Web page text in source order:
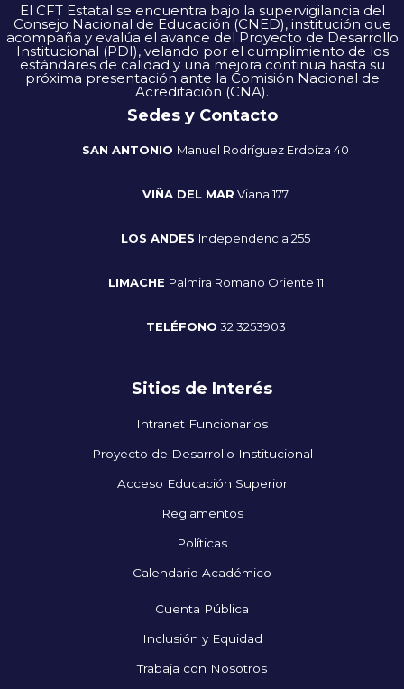
El CFT Estatal se encuentra bajo la supervigilancia del
Consejo Nacional de Educación (CNED), institución que
acompaña y evalúa el avance del Proyecto de Desarrollo
Institucional (PDI), velando por el cumplimiento de los
estándares de calidad y una mejora continua hasta su
próxima presentación ante la Comisión Nacional de
Acreditación (CNA).
Sedes y Contacto
SAN ANTONIO Manuel Rodríguez Erdoíza 40
VIÑA DEL MAR Viana 177
LOS ANDES Independencia 255
LIMACHE Palmira Romano Oriente 11
TELÉFONO 32 3253903
Sitios de Interés
Intranet Funcionarios
Proyecto de Desarrollo Institucional
Acceso Educación Superior
Reglamentos
Políticas
Calendario Académico
Cuenta Pública
Inclusión y Equidad
Trabaja con Nosotros